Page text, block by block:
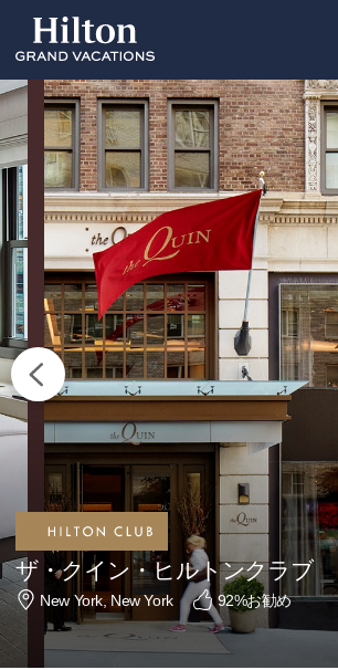
main
ザ・クイン・ヒルトンクラブ
New York, New York 92%お勧め
概要 空室をみる 詳細